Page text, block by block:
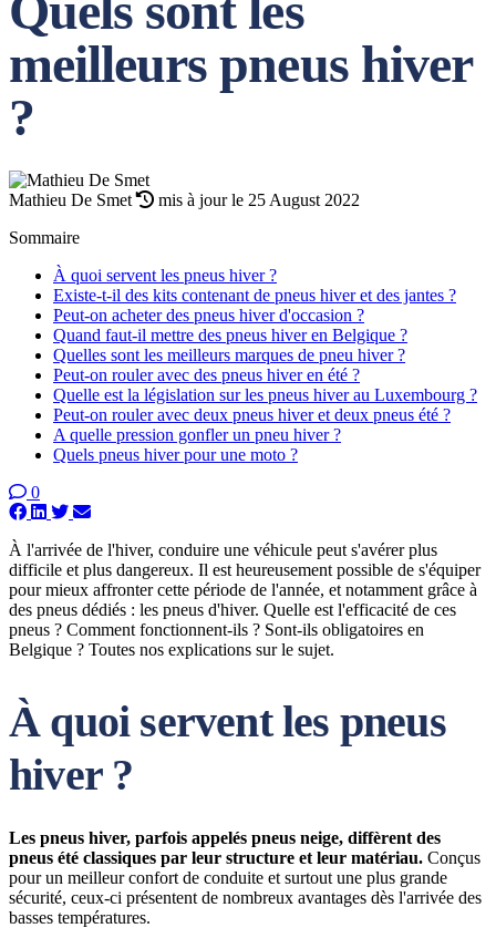
meilleurs pneus hiver
?
Mathieu De Smet
mis à jour le 25 August 2022
Sommaire
À quoi servent les pneus hiver ?
Existe-t-il des kits contenant de pneus hiver et des jantes ?
Peut-on acheter des pneus hiver d'occasion ?
Quand faut-il mettre des pneus hiver en Belgique ?
Quelles sont les meilleurs marques de pneu hiver ?
Peut-on rouler avec des pneus hiver en été ?
Quelle est la législation sur les pneus hiver au Luxembourg ?
Peut-on rouler avec deux pneus hiver et deux pneus été ?
A quelle pression gonfler un pneu hiver ?
Quels pneus hiver pour une moto ?
0
À l'arrivée de l'hiver, conduire une véhicule peut s'avérer plus
difficile et plus dangereux. Il est heureusement possible de s'équiper
pour mieux affronter cette période de l'année, et notamment grâce à
des pneus dédiés : les pneus d'hiver. Quelle est l'efficacité de ces
pneus ? Comment fonctionnent-ils ? Sont-ils obligatoires en
Belgique ? Toutes nos explications sur le sujet.
À quoi servent les pneus
hiver ?
Les pneus hiver, parfois appelés pneus neige, diffèrent des
pneus été classiques par leur structure et leur matériau. Conçus
pour un meilleur confort de conduite et surtout une plus grande
sécurité, ceux-ci présentent de nombreux avantages dès l'arrivée des
basses températures.